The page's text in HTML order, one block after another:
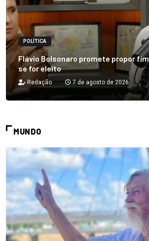
POLÍTICA
Flávio Bolsonaro promete propor
se for eleito
Redação 7 de agosto de 2026
MUNDO